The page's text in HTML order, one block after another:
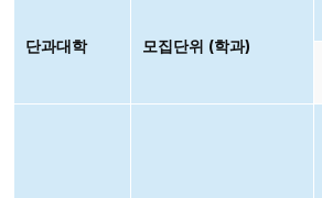
단과대학 모집단위 (학과)